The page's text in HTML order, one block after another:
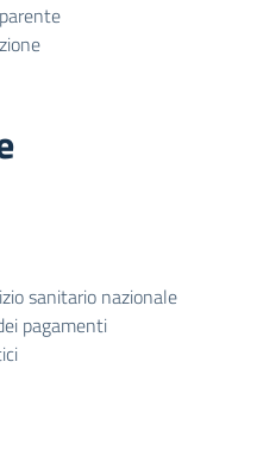
sanitario nazionale
pagamenti